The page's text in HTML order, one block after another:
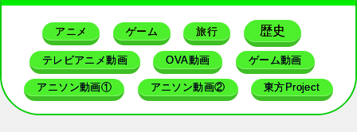
アニメ ゲーム 旅行 歴史
テレビアニメ動画 OVA動画 ゲーム動画
アニソン動画① アニソン動画② 東方Project